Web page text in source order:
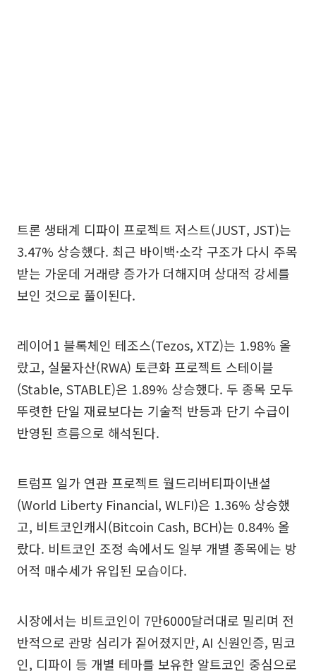
트론 생태계 디파이 프로젝트 저스트(JUST, JST)는
3.47% 상승했다. 최근 바이백·소각 구조가 다시 주목
받는 가운데 거래량 증가가 더해지며 상대적 강세를
보인 것으로 풀이된다.
레이어1 블록체인 테조스(Tezos, XTZ)는 1.98% 올
랐고, 실물자산(RWA) 토큰화 프로젝트 스테이블
(Stable, STABLE)은 1.89% 상승했다. 두 종목 모두
뚜렷한 단일 재료보다는 기술적 반등과 단기 수급이
반영된 흐름으로 해석된다.
트럼프 일가 연관 프로젝트 월드리버티파이낸셜
(World Liberty Financial, WLFI)은 1.36% 상승했
고, 비트코인캐시(Bitcoin Cash, BCH)는 0.84% 올
랐다. 비트코인 조정 속에서도 일부 개별 종목에는 방
어적 매수세가 유입된 모습이다.
시장에서는 비트코인이 7만6000달러대로 밀리며 전
반적으로 관망 심리가 짙어졌지만, AI 신원인증, 밈코
인, 디파이 등 개별 테마를 보유한 알트코인 중심으로